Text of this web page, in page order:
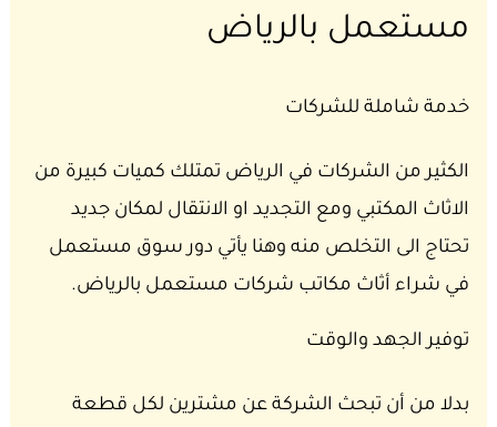
مستعمل بالرياض
خدمة شاملة للشركات
الكثير من الشركات في الرياض تمتلك كميات كبيرة من
الاثاث المكتبي ومع التجديد او الانتقال لمكان جديد
تحتاج الى التخلص منه وهنا يأتي دور سوق مستعمل
في شراء أثاث مكاتب شركات مستعمل بالرياض.
توفير الجهد والوقت
بدلا من أن تبحث الشركة عن مشترين لكل قطعة